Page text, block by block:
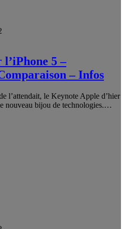
5 –
– Infos
l’attendait, le Keynote Apple d’hier
nouveau bijou de technologies.…